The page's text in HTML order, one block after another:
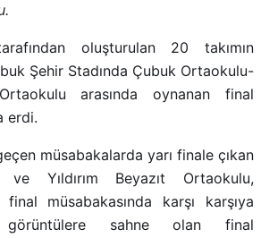
oluşturulan 20 takımın
Şehir Stadında Çubuk Ortaokulu-
Ortaokulu arasında oynanan final
erdi.
müsabakalarda yarı finale çıkan
Yıldırım Beyazıt Ortaokulu,
müsabakasında karşı karşıya
sahne olan final